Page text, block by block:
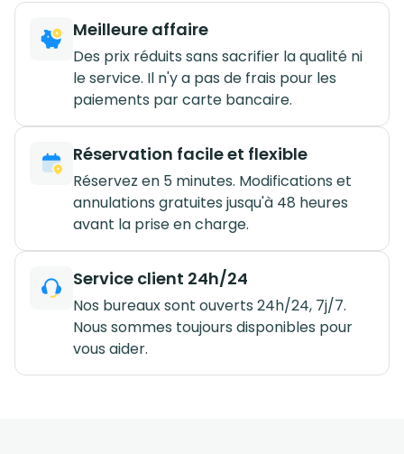
Meilleure affaire
Des prix réduits sans sacrifier la qualité ni
le service. Il n'y a pas de frais pour les
paiements par carte bancaire.
Réservation facile et flexible
Réservez en 5 minutes. Modifications et
annulations gratuites jusqu'à 48 heures
avant la prise en charge.
Service client 24h/24
Nos bureaux sont ouverts 24h/24, 7j/7.
Nous sommes toujours disponibles pour
vous aider.